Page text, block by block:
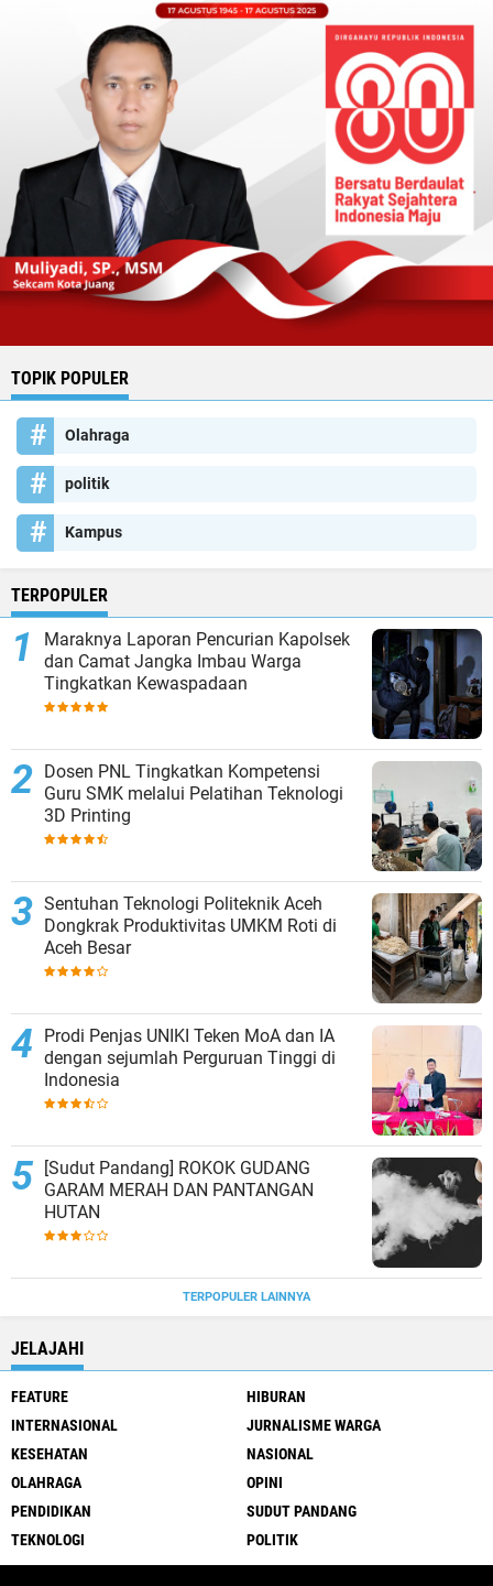
TOPIK POPULER
Olahraga
politik
Kampus
TERPOPULER
Maraknya Laporan Pencurian Kapolsek
dan Camat Jangka Imbau Warga
Tingkatkan Kewaspadaan
Dosen PNL Tingkatkan Kompetensi
Guru SMK melalui Pelatihan Teknologi
3D Printing
Sentuhan Teknologi Politeknik Aceh
Dongkrak Produktivitas UMKM Roti di
Aceh Besar
Prodi Penjas UNIKI Teken MoA dan IA
dengan sejumlah Perguruan Tinggi di
Indonesia
[Sudut Pandang] ROKOK GUDANG
GARAM MERAH DAN PANTANGAN
HUTAN
TERPOPULER LAINNYA
JELAJAHI
FEATURE
HIBURAN
INTERNASIONAL
JURNALISME WARGA
KESEHATAN
NASIONAL
OLAHRAGA
OPINI
PENDIDIKAN
SUDUT PANDANG
TEKNOLOGI
POLITIK